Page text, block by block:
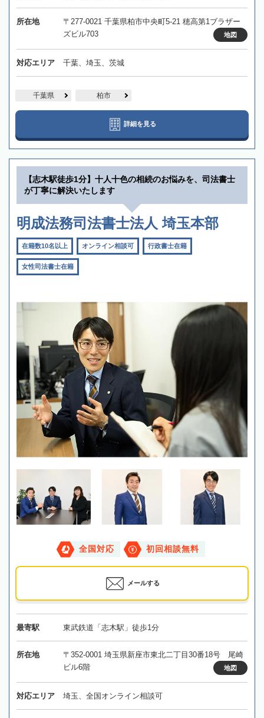
所在地
〒277-0021 千葉県柏市中央町5-21 穂高第1ブラザー
ズビル703
地図
対応エリア 千葉、埼玉、茨城
千葉県 柏市
詳細を見る
【志木駅徒歩1分】十人十色の相続のお悩みを、司法書士
が丁寧に解決いたします
明成法務司法書士法人 埼玉本部
在籍数10名以上 オンライン相談可 行政書士在籍
女性司法書士在籍
全国対応 初回相談無料
メールする
最寄駅 東武鉄道「志木駅」徒歩1分
所在地
〒352-0001 埼玉県新座市東北二丁目30番18号 尾崎
ビル6階
地図
対応エリア 埼玉、全国オンライン相談可